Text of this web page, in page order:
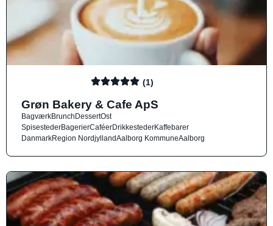
(1)
Grøn Bakery & Cafe ApS
BagværkBrunchDessertOst
SpisestederBagerierCaféerDrikkestederKaffebarer
DanmarkRegion NordjyllandAalborg KommuneAalborg